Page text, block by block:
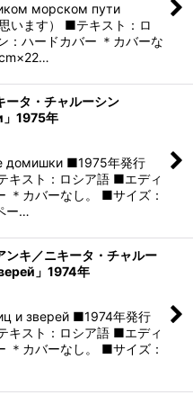
морском пути
います） ■テキスト：ロ
：ハードカバー ＊カバーな
ータ・チャルーシン
1975年
домишки ■1975年発行
キスト：ロシア語 ■エディ
＊カバーなし。 ■サイズ：
ー…
ンキ／ニキータ・チャルー
」1974年
и зверей ■1974年発行
キスト：ロシア語 ■エディ
＊カバーなし。 ■サイズ：